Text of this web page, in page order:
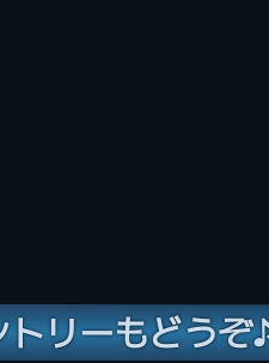
リーもどうぞ